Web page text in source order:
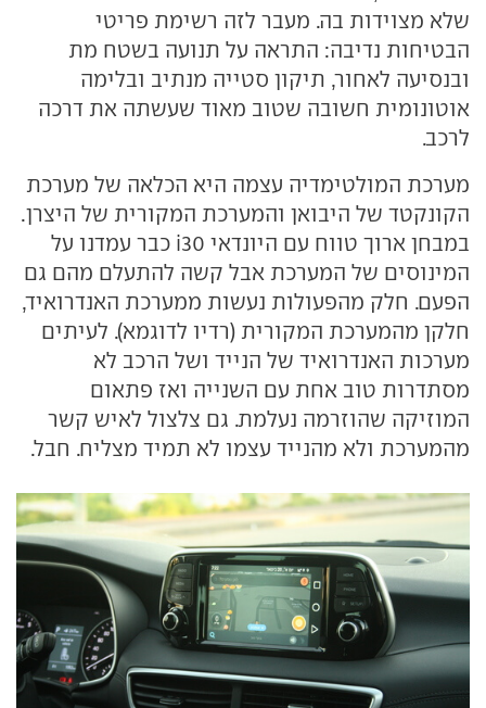
שלא מצוידות בה. מעבר לזה רשימת פריטי
הבטיחות נדיבה: התראה על תנועה בשטח מת
ובנסיעה לאחור, תיקון סטייה מנתיב ובלימה
אוטונומית חשובה שטוב מאוד שעשתה את דרכה
לרכב.
מערכת המולטימדיה עצמה היא הכלאה של מערכת
הקונקטד של היבואן והמערכת המקורית של היצרן.
במבחן ארוך טווח עם היונדאי i30 כבר עמדנו על
המינוסים של המערכת אבל קשה להתעלם מהם גם
הפעם. חלק מהפעולות נעשות ממערכת האנדרואיד,
חלקן מהמערכת המקורית (רדיו לדוגמא). לעיתים
מערכות האנדרואיד של הנייד ושל הרכב לא
מסתדרות טוב אחת עם השנייה ואז פתאום
המוזיקה שהוזרמה נעלמת. גם צלצול לאיש קשר
מהמערכת ולא מהנייד עצמו לא תמיד מצליח. חבל.